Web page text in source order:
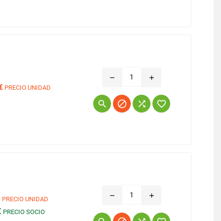
PRECIO UNIDAD
remove add
   
PRECIO UNIDAD
PRECIO SOCIO
remove add